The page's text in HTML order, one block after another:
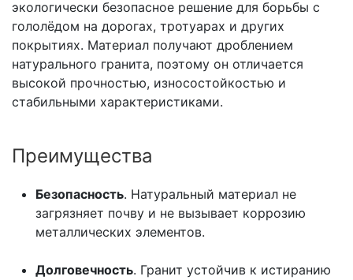
экологически безопасное решение для борьбы с
гололёдом на дорогах, тротуарах и других
покрытиях. Материал получают дроблением
натурального гранита, поэтому он отличается
высокой прочностью, износостойкостью и
стабильными характеристиками.
Преимущества
Безопасность. Натуральный материал не
загрязняет почву и не вызывает коррозию
металлических элементов.
Долговечность. Гранит устойчив к истиранию